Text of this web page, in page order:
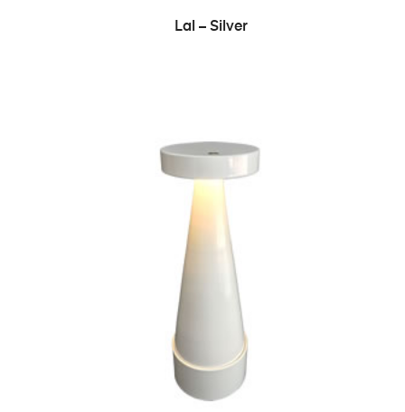
ADD TO CART
Lal – Silver